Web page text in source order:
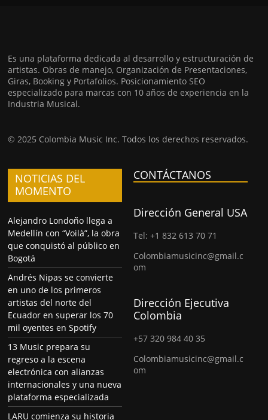
Es una plataforma dedicada al desarrollo y estructuración de
artistas. Obras de manejo, Organización de Presentaciones,
Giras, Booking y Portafolios. Posicionamiento SEO
especializado para marcas con 10 años de experiencia en la
Industria Musical.
© 2025 Colombia Music Inc. Todos los derechos reservados.
NOTICIAS DEL
MOMENTO
Alejandro Londoño llega a
Medellín con “Voilà”, la obra
que conquistó al público en
Bogotá
Andrés Nipas se convierte
en uno de los primeros
artistas del norte del
Ecuador en superar los 70
mil oyentes en Spotify
13 Music prepara su
regreso a la escena
electrónica con alianzas
internacionales y una nueva
plataforma especializada
LARU comienza su historia
CONTÁCTANOS
Dirección General USA
Tel: +1 832 613 70 71
Colombiamusicinc@gmail.c
om
Dirección Ejecutiva
Colombia
+57 320 984 40 35
Colombiamusicinc@gmail.c
om